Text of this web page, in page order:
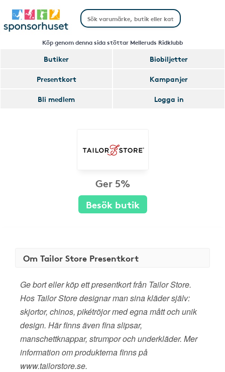
Köp genom denna sida stöttar Melleruds Ridklubb
Butiker
Biobiljetter
Presentkort
Kampanjer
Bli medlem
Logga in
Ger 5%
Besök butik
Om Tailor Store Presentkort
Ge bort eller köp ett presentkort från Tailor Store.
Hos Tailor Store designar man sina kläder själv:
skjortor, chinos, pikétröjor med egna mått och unik
design. Här finns även fina slipsar,
manschettknappar, strumpor och underkläder. Mer
information om produkterna finns på
www.tailorstore.se.